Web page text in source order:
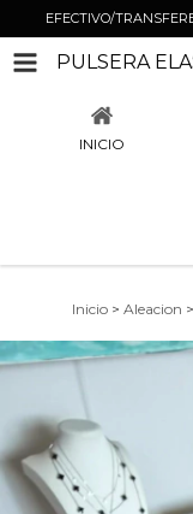
EFECTIVO/
PULSERA
INICIO
Inicio > Aleacion >